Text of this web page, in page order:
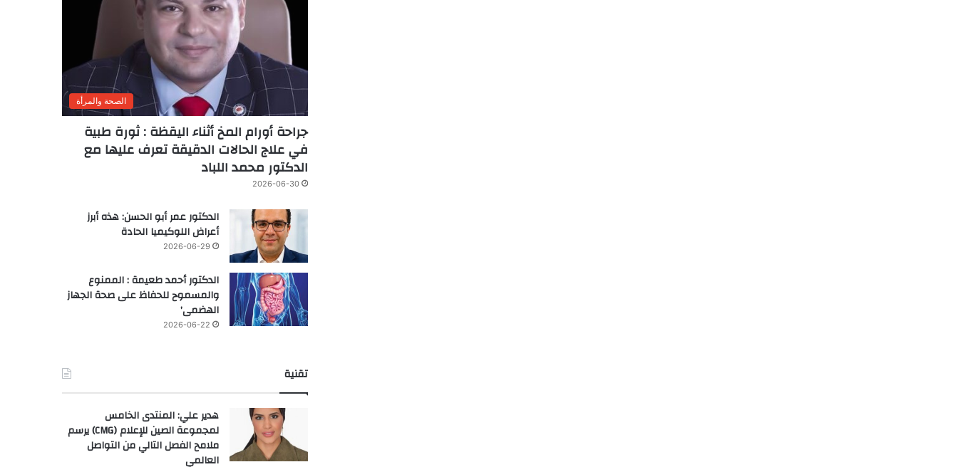
الصحة والمرأة
جراحة أورام المخ أثناء اليقظة : ثورة طبية
في علاج الحالات الدقيقة تعرف عليها مع
الدكتور محمد اللباد
2026-06-30
الدكتور عمر أبو الحسن: هذه أبرز
أعراض اللوكيميا الحادة
2026-06-29
الدكتور أحمد طعيمة : الممنوع
والمسموح للحفاظ على صحة الجهاز
الهضمى’
2026-06-22
تقنية
هدير علي: المنتدى الخامس
لمجموعة الصين للإعلام (CMG) يرسم
ملامح الفصل التالي من التواصل
العالمي